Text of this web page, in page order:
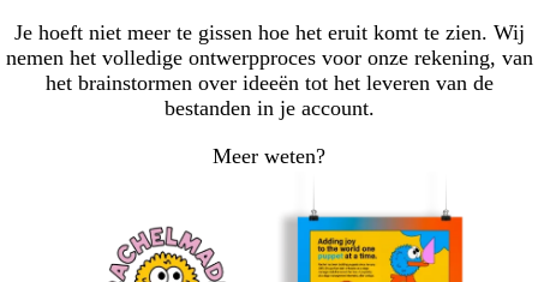
Je hoeft niet meer te gissen hoe het eruit komt te zien. Wij
nemen het volledige ontwerpproces voor onze rekening, van
het brainstormen over ideeën tot het leveren van de
bestanden in je account.
Meer weten?